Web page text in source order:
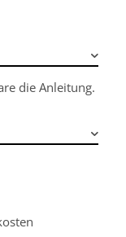
die Anleitung.